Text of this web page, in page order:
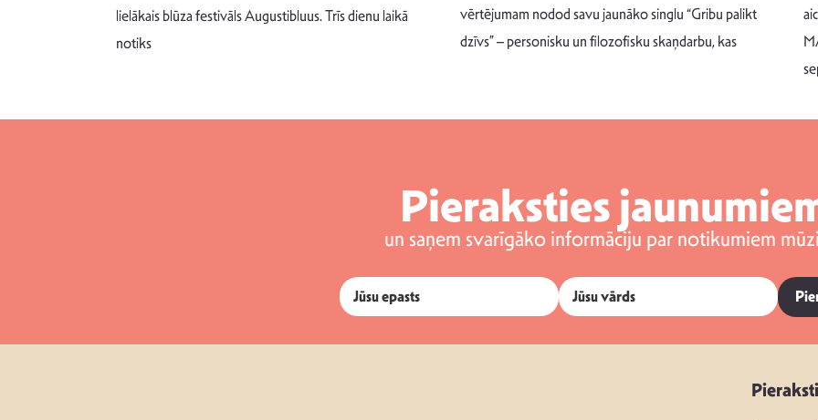
lielākais blūza festivāls Augustibluus. Trīs dienu laikā
notiks
vērtējumam nodod savu jaunāko singlu “Gribu palikt
dzīvs” – personisku un filozofisku skaņdarbu, kas
Pieraksties
un saņem svarīgāko informāciju par notikumiem